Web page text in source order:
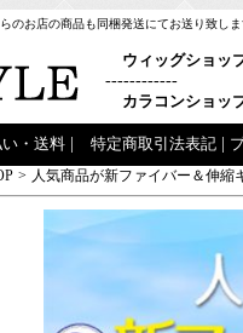
のお店の商品も同梱発送にてお送り致し
ウィッグショッ
------------
カラコンショッ
・送料 特定商取引法表記
> 人気商品が新ファイバー＆伸縮